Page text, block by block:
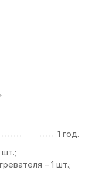
1 год.
– 1 шт.;